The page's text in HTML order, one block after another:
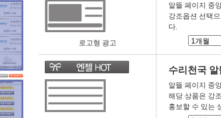
로고형 광고
알뜰 페이지 중
강조옵션 선택
다.
수리천국
알뜰 페이지 중
해당 상품은 강
홍보할 수 있는